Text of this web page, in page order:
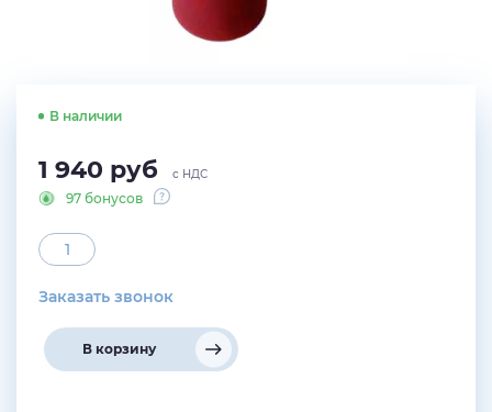
В наличии
1 940 руб с НДС
97 бонусов
Заказать звонок
В корзину